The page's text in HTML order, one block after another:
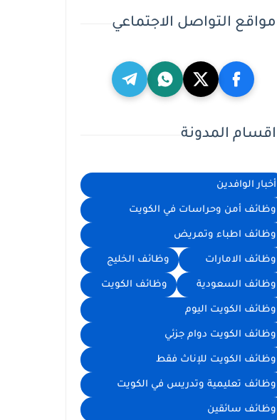
مواقع التواصل الاجتماعي
اقسام المدونة
أخبار الوافدين
وظائف أمن وحراسات في الكويت
وظائف اطباء وتمريض
وظائف الامارات وظائف الخليج
وظائف السعودية وظائف الكويت
وظائف الكويت اليوم
وظائف الكويت دوام جزئي
وظائف الكويت للإناث فقط
وظائف تعليمية وتدريس في الكويت
وظائف سائقين